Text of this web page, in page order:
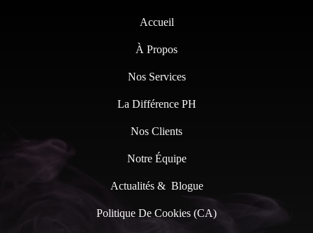
Accueil
À Propos
Nos Services
La Différence PH
Nos Clients
Notre Équipe
Actualités & Blogue
Politique De Cookies (CA)